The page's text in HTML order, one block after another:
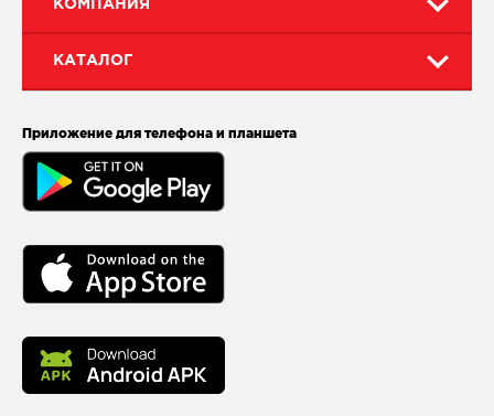
КОМПАНИЯ
КАТАЛОГ
Приложение для телефона и планшета